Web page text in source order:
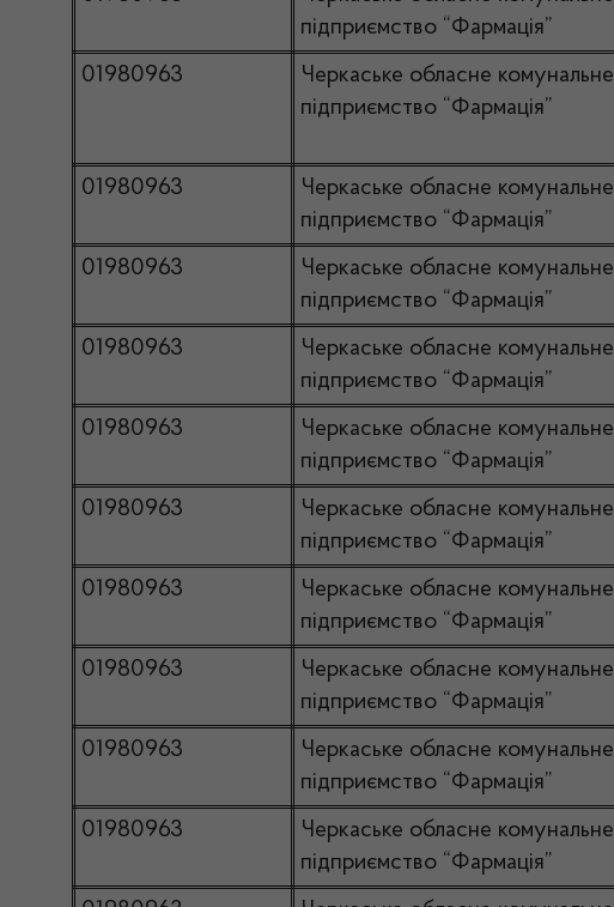
підприємство “Фармація”
01980963
Черкаське обласне комунальне
підприємство “Фармація”
01980963
Черкаське обласне комунальне
підприємство “Фармація”
01980963
Черкаське обласне комунальне
підприємство “Фармація”
01980963
Черкаське обласне комунальне
підприємство “Фармація”
01980963
Черкаське обласне комунальне
підприємство “Фармація”
01980963
Черкаське обласне комунальне
підприємство “Фармація”
01980963
Черкаське обласне комунальне
підприємство “Фармація”
01980963
Черкаське обласне комунальне
підприємство “Фармація”
01980963
Черкаське обласне комунальне
підприємство “Фармація”
01980963
Черкаське обласне комунальне
підприємство “Фармація”